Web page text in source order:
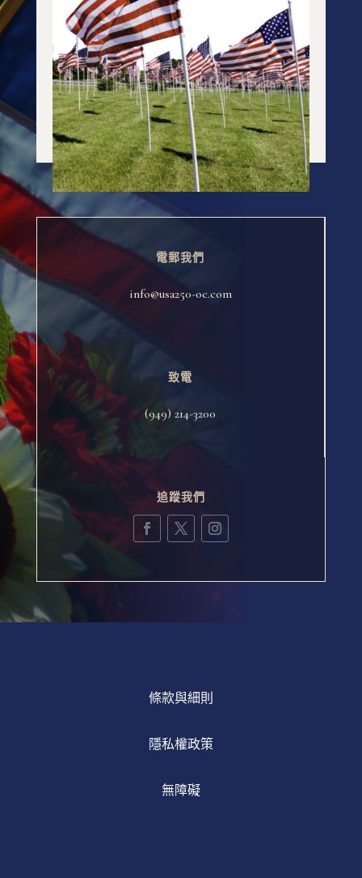
電郵我們
info@usa250-oc.com
致電
(949) 214-3200
追蹤我們
條款與細則
隱私權政策
無障礙